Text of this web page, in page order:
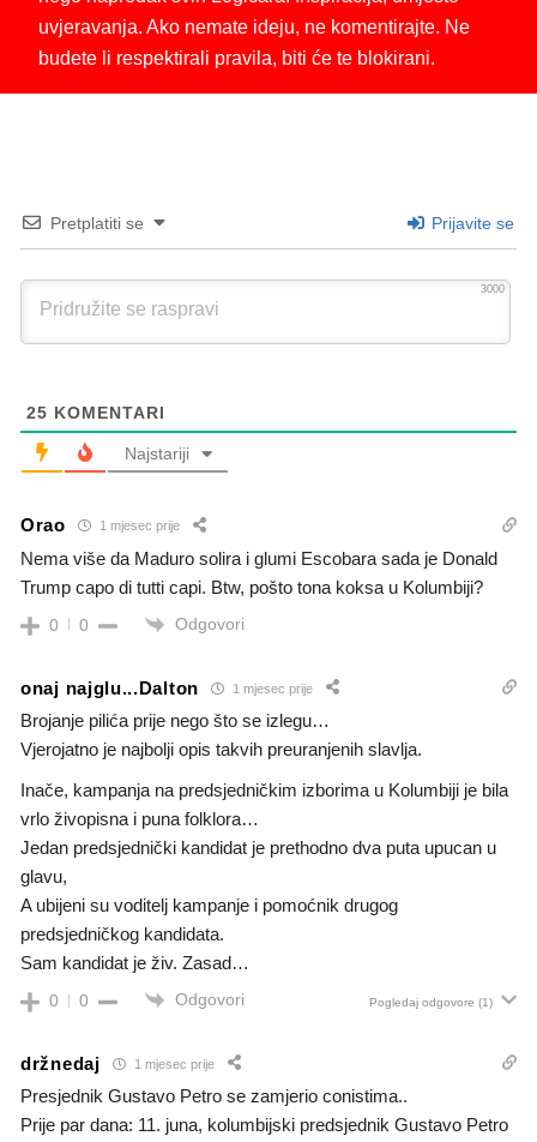
uvjeravanja. Ako nemate ideju, ne komentirajte. Ne
budete li respektirali pravila, biti će te blokirani.
Pretplatiti se Prijavite se
3000
25 KOMENTARI
Najstariji
Orao 1 mjesec prije
Nema više da Maduro solira i glumi Escobara sada je Donald
Trump capo di tutti capi. Btw, pošto tona koksa u Kolumbiji?
0 0 Odgovori
onaj najglu...Dalton 1 mjesec prije
Brojanje pilića prije nego što se izlegu…
Vjerojatno je najbolji opis takvih preuranjenih slavlja.
Inače, kampanja na predsjedničkim izborima u Kolumbiji je bila
vrlo živopisna i puna folklora…
Jedan predsjednički kandidat je prethodno dva puta upucan u
glavu,
A ubijeni su voditelj kampanje i pomoćnik drugog
predsjedničkog kandidata.
Sam kandidat je živ. Zasad…
0 0 Odgovori Pogledaj odgovore (1)
držnedaj 1 mjesec prije
Presjednik Gustavo Petro se zamjerio conistima..
Prije par dana: 11. juna, kolumbijski predsjednik Gustavo Petro